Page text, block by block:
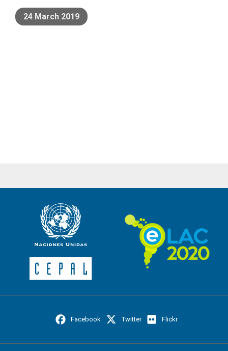
24 March 2019
Facebook Twitter Flickr